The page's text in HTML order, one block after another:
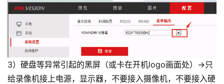
3）硬盘等异常引起的黑屏（或卡在开机logo画面处）→只
给录像机接上电源，显示器，不要接入摄像机，不要接入硬